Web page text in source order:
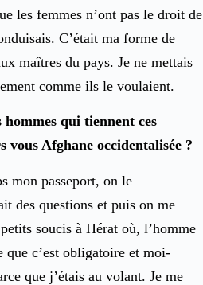
les femmes n’ont pas le droit de
C’était ma forme de
maîtres du pays. Je ne mettais
comme ils le voulaient.
qui tiennent ces
vous Afghane occidentalisée ?
mon passeport, on le
des questions et puis on me
soucis à Hérat où, l’homme
que c’est obligatoire et moi-
que j’étais au volant. Je me